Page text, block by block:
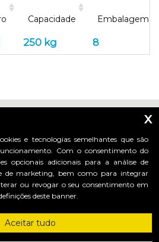
Capacidade Embalagem
250 kg 8
MOTIONS S.r.l.
91 - 36030 Sarcedo (VI) Italy
x
e tecnologias semelhantes que são
Com o consentimento do
opcionais adicionais para a análise de
de marketing, bem como para integrar
ou revogar o seu consentimento em
deste banner.
Aceitar tudo